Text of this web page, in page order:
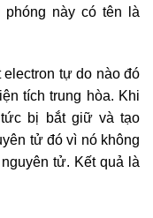
phóng này có tên là
tự do nào đó
tích trung hòa. Khi
bị bắt giữ và tạo
tử đó vì nó không
tử. Kết quả là